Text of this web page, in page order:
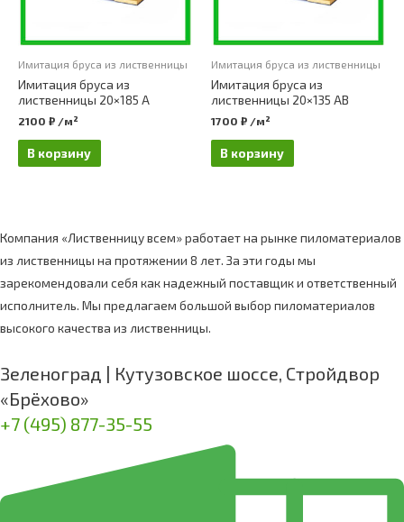
Имитация бруса из лиственницы
Имитация бруса из
лиственницы 20×185 А
2100 ₽ /м²
В корзину
Имитация бруса из лиственницы
Имитация бруса из
лиственницы 20×135 АВ
1700 ₽ /м²
В корзину
Компания «Лиственницу всем» работает на рынке пиломатериалов
из лиственницы на протяжении 8 лет. За эти годы мы
зарекомендовали себя как надежный поставщик и ответственный
исполнитель. Мы предлагаем большой выбор пиломатериалов
высокого качества из лиственницы.
Зеленоград | Кутузовское шоссе, Стройдвор
«Брёхово»
+7 (495) 877-35-55